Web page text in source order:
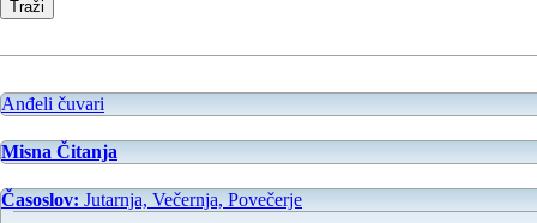
Anđeli čuvari
Misna Čitanja
Časoslov: Jutarnja, Večernja, Povečerje